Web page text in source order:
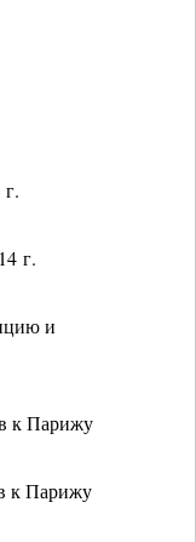
г.
и
к Парижу
к Парижу